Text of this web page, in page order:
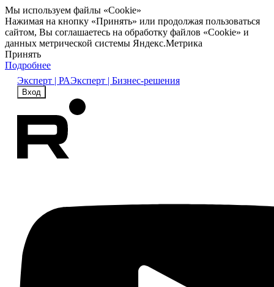
Мы используем файлы «Cookie»
Нажимая на кнопку «Принять» или продолжая пользоваться
сайтом, Вы соглашаетесь на обработку файлов «Cookie» и
данных метрической системы Яндекс.Метрика
Принять
Подробнее
Эксперт | РАЭксперт | Бизнес-решения
Вход